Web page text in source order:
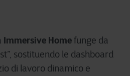
Immersive Home funge da
sostituendo le dashboard
di lavoro dinamico e